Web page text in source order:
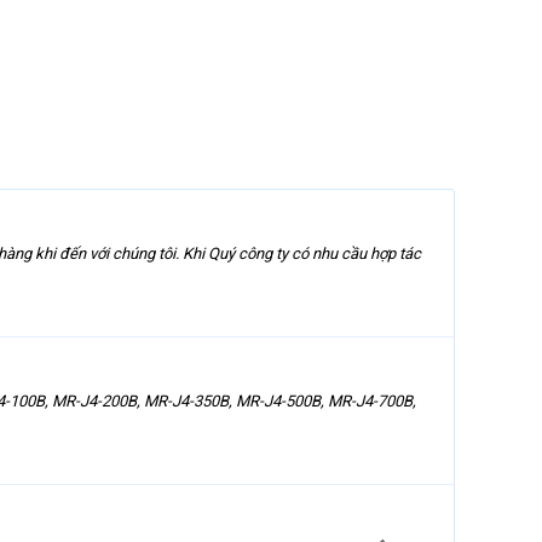
khi đến với chúng tôi. Khi Quý công ty có nhu cầu hợp tác
MR-J4-200B, MR-J4-350B, MR-J4-500B, MR-J4-700B,